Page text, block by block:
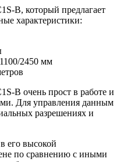
B, который предлагает
характеристики:
2450 мм
B очень прост в работе и
Для управления данным
разрешениях и
его высокой
по сравнению с иными